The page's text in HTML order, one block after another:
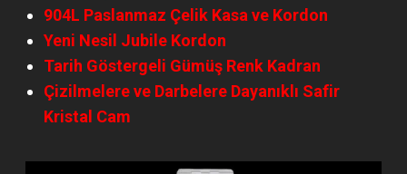
904L Paslanmaz Çelik Kasa ve Kordon
Yeni Nesil Jubile Kordon
Tarih Göstergeli Gümüş Renk Kadran
Çizilmelere ve Darbelere Dayanıklı Safir
Kristal Cam